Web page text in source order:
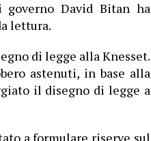
David Bitan ha
lettura.
di legge alla Knesset.
astenuti, in base alla
il disegno di legge a
a formulare riserve sul